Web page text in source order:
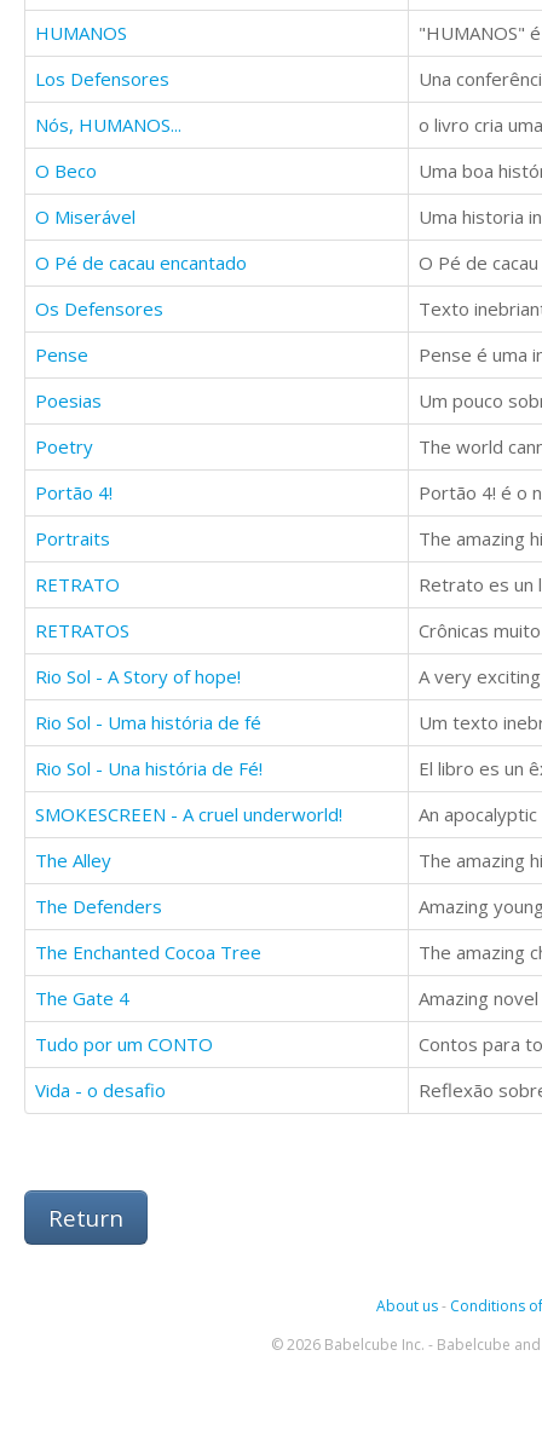
HUMANOS
Los Defensores
Una
Nós, HUMANOS...
O Beco
O Miserável
Uma historia
O Pé de cacau encantado
Os Defensores
Texto
Pense
Pense é uma
Poesias
Poetry
The world
Portão 4!
Portraits
The amazing
RETRATO
RETRATOS
Crônicas
Rio Sol - A Story of hope!
Rio Sol - Uma história de fé
Rio Sol - Una história de Fé!
El libro es un
SMOKESCREEN - A cruel underworld!
The Alley
The amazing
The Defenders
Amazing
The Enchanted Cocoa Tree
The amazing
The Gate 4
Amazing
Tudo por um CONTO
Contos para
Vida - o desafio
Reflexão
Return
About us- Conditions
© 2026 Babelcube Inc. - Babelcube